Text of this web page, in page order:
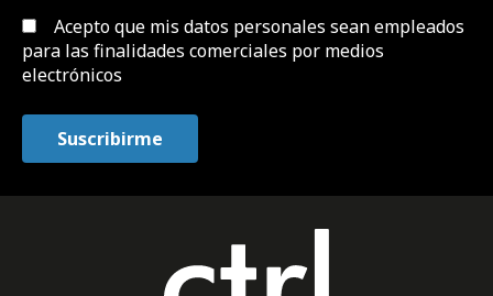
Acepto que mis datos personales sean empleados
para las finalidades comerciales por medios
electrónicos